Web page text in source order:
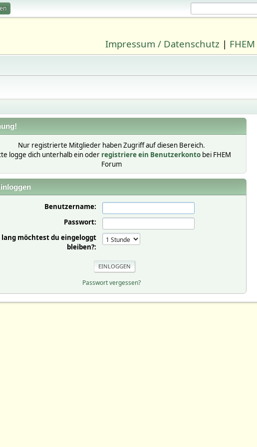
Impressum / Datenschutz | FHEM
Nur registrierte Mitglieder haben Zugriff auf diesen Bereich.
logge dich unterhalb ein oder registriere ein Benutzerkontobei FHEM
Forum
Benutzername:
Passwort:
lang möchtest du eingeloggt
bleiben?:
Passwort vergessen?